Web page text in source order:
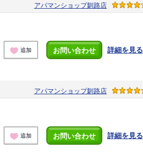
アパマンショップ釧路店
追加 お問い合わせ 詳細を見る
アパマンショップ釧路店
追加 お問い合わせ 詳細を見る